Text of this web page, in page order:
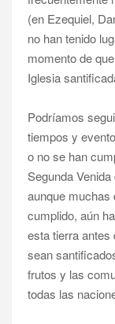
(en Ezequiel,
no han tenido
momento de
Iglesia
Podríamos
tiempos y
o no se han
Segunda
aunque muchas
cumplido, aún
esta tierra antes
sean
frutos y las
todas las